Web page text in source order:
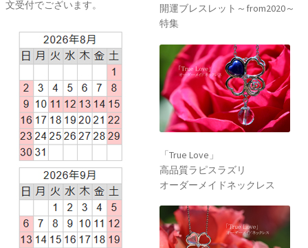
文受付でございます。
開運ブレスレット～from2020～
特集
「True Love」
高品質ラピスラズリ
オーダーメイドネックレス